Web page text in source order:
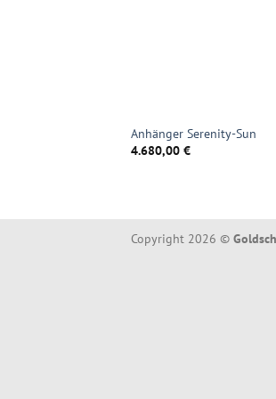
Anhänger Serenity-Sun
4.680,00 €
Copyright 2026 ©